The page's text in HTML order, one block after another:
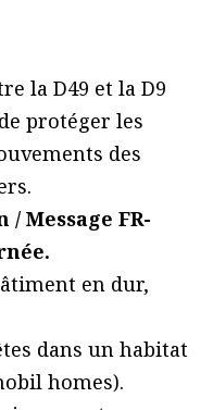
la D49 et la D9
protéger les
des
Message FR-
en dur,
dans un habitat
homes).